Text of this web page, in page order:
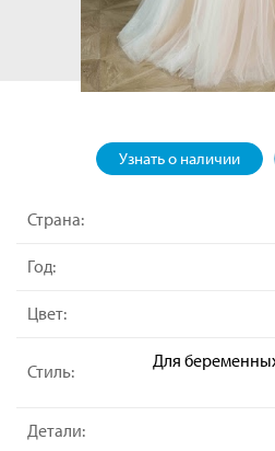
Узнать о наличии
Страна:
Год:
Цвет:
Стиль:
Для
Детали: